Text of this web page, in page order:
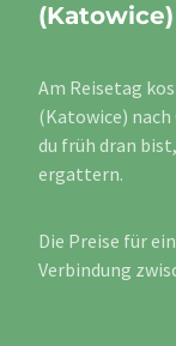
Am Reisetag
(Katowice) nach
du früh dran
ergattern.
Die Preise für
Verbindung